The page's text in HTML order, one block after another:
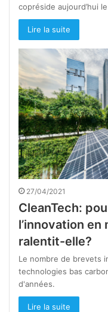
copréside aujourd’hui
Lire la suite
27/04/2021
CleanTech:
l’innovation en
ralentit-elle?
Le nombre de brevets
technologies bas
d'années.
Lire la suite